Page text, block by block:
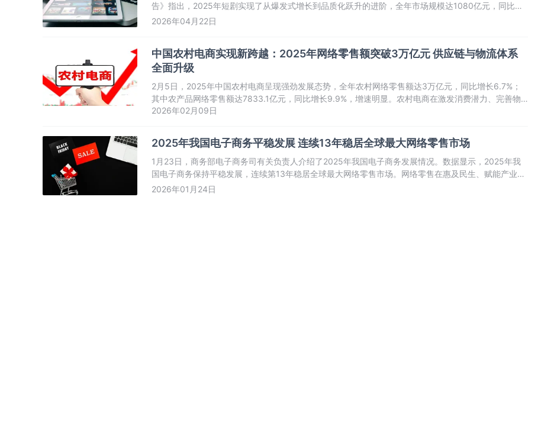
告》指出，2025年短剧实现了从爆发式增长到品质化跃升的进阶，全年市场规模达1080亿元，同比增
长超110%；漫剧成为“年度最热内容业态”，形成百亿规模市场。
2026年04月22日
中国农村电商实现新跨越：2025年网络零售额突破3万亿元 供应链与物流体系
全面升级
2月5日，2025年中国农村电商呈现强劲发展态势，全年农村网络零售额达3万亿元，同比增长6.7%；
其中农产品网络零售额达7833.1亿元，同比增长9.9%，增速明显。农村电商在激发消费潜力、完善物
流设施、带动产业融合等方面取得显著进展。
2026年02月09日
2025年我国电子商务平稳发展 连续13年稳居全球最大网络零售市场
1月23日，商务部电子商务司有关负责人介绍了2025年我国电子商务发展情况。数据显示，2025年我
国电子商务保持平稳发展，连续第13年稳居全球最大网络零售市场。网络零售在惠及民生、赋能产业、
促进全球合作方面发挥重要作用。据国家统计局数据显示，全国实物商品网上零售额同比增长5.2%，对
2026年01月24日